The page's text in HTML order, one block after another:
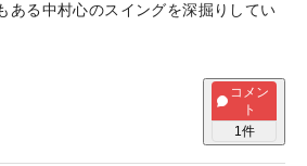
ある中村心のスイングを深掘りしてい
コメン
ト
1件